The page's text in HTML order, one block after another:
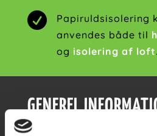

Papiruldsisolering
anvendes både til
og isolering af loft.
GENEREL